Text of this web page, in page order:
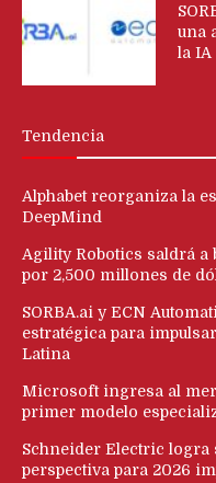
una
la
Tendencia
Alphabet reorganiza la
DeepMind
Agility Robotics saldrá
por 2,500 millones de
SORBA.ai y ECN
estratégica para
Latina
Microsoft ingresa al
primer modelo
Schneider Electric logra
perspectiva para 2026